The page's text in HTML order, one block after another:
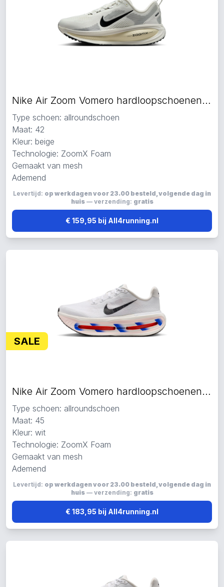
Nike Air Zoom Vomero hardloopschoenen beige
Type schoen: allroundschoen
Maat: 42
Kleur: beige
Technologie: ZoomX Foam
Gemaakt van mesh
Ademend
Levertijd: op werkdagen voor 23.00 besteld, volgende dag in
huis— verzending: gratis
€ 159,95 bij All4running.nl
SALE
Nike Air Zoom Vomero hardloopschoenen wit
Type schoen: allroundschoen
Maat: 45
Kleur: wit
Technologie: ZoomX Foam
Gemaakt van mesh
Ademend
Levertijd: op werkdagen voor 23.00 besteld, volgende dag in
huis— verzending: gratis
€ 183,95 bij All4running.nl